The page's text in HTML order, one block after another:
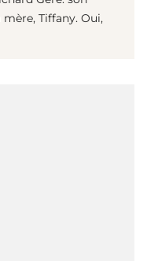
Tiffany. Oui,